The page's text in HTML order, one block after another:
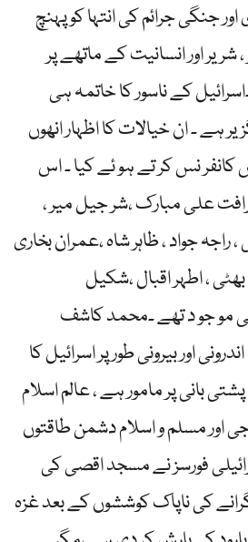
جنگی جرائم کی انتہا کو پہنچ
شریر اور انسانیت کے ماتھے پر
کے ناسور کا خاتمہ ہی
ہے ۔ ان خیالات کا اظہار انھوں
کانفر نس کر تے ہو ئے کیا ۔ اس
علی مبارک ،شر جیل میر ،
راجہ جواد ، ظاہر شاہ ،عمران بخاری
، اطہر اقبال ،شکیل
مو جو د تھے ۔محمد کاشف
اور بیرونی طور پر اسرائیل کا
بانی پر مامور ہے ، عالم اسلام
اور مسلم و اسلام دشمن طاقتوں
فورسز نے مسجد اقصی کی
کی ناپاک کوششوں کے بعد غزہ